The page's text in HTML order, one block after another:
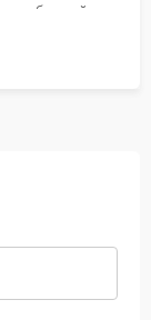
вибраций,